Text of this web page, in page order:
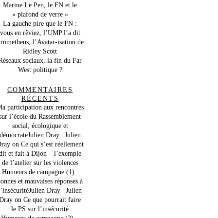
Marine Le Pen, le FN et le
« plafond de verre »
La gauche pire que le FN :
vous en rêviez, l’UMP l’a dit
l’Avatar-isation de
Ridley Scott
sociaux, la fin du Far
West politique ?
COMMENTAIRES
RÉCENTS
participation aux rencontres
l’école du Rassemblement
social, écologique et
démocrateJulien Dray | Julien
on Ce qui s’est réellement
et fait à Dijon – l’exemple
de l’atelier sur les violences
Humeurs de campagne (1) :
et mauvaises réponses à
Dray | Julien
on Ce que pourrait faire
le PS sur l’insécurité